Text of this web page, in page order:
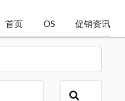
首页 OS 促销资讯